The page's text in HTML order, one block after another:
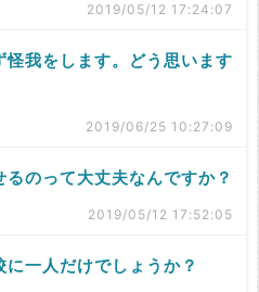
2019/05/12 17:24:07
我をします。どう思います
2019/06/25 10:27:09
のって大丈夫なんですか？
2019/05/12 17:52:05
に一人だけでしょうか？